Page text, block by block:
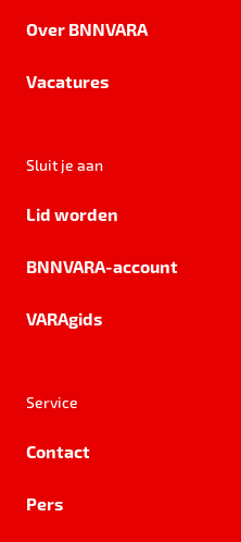
Over BNNVARA
Vacatures
Sluit je aan
Lid worden
BNNVARA-account
VARAgids
Service
Contact
Pers